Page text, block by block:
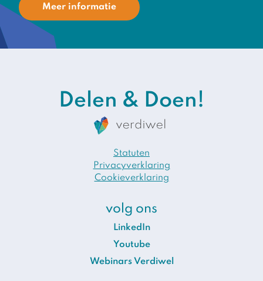
Meer informatie
Delen & Doen!
Statuten
Privacyverklaring
Cookieverklaring
volg ons
LinkedIn
Youtube
Webinars Verdiwel